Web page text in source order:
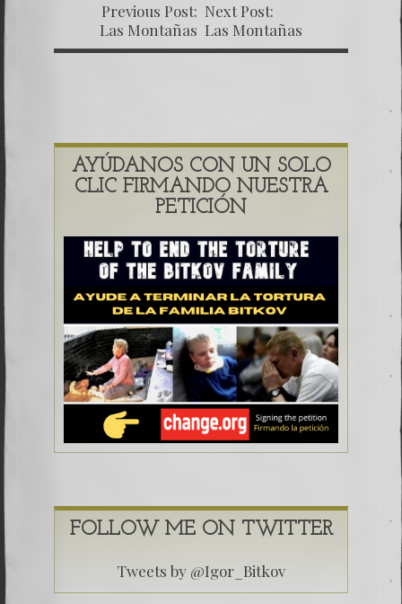
Previous Post:
Las Montañas
Rusas – Capítulo
Next Post:
Las Montañas
Rusas – Capítulo X
AYÚDANOS CON UN SOLO
CLIC FIRMANDO NUESTRA
PETICIÓN
FOLLOW ME ON TWITTER
Tweets by @Igor_Bitkov